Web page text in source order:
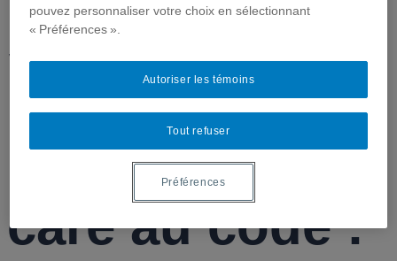
séminaire des
membres du
RéQEF « Du
care au code :
pouvez personnaliser votre choix en sélectionnant
« Préférences ».
Tout refuser
Autoriser les témoins
Préférences